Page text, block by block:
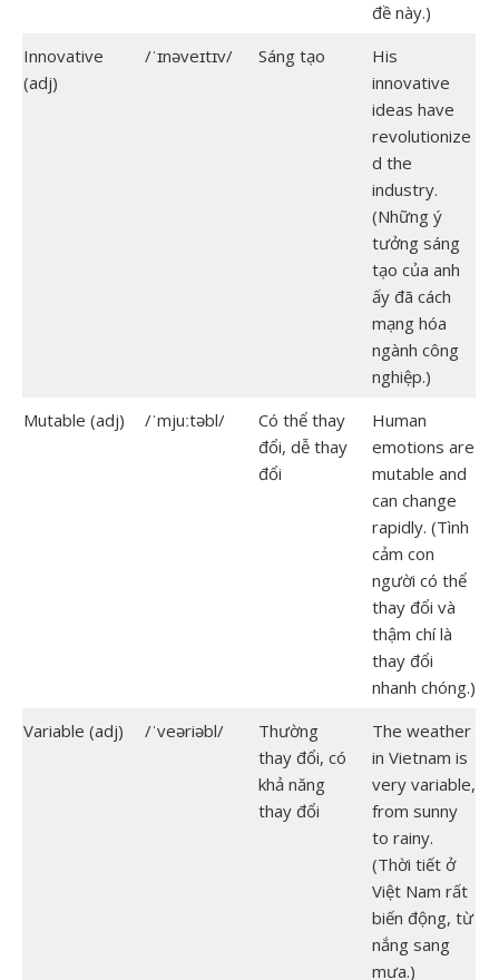
đề này.)
Innovative
(adj)
/ˈɪnəveɪtɪv/ Sáng tạo
His
innovative
ideas have
revolutionize
d the
industry.
(Những ý
tưởng sáng
tạo của anh
ấy đã cách
mạng hóa
ngành công
nghiệp.)
Mutable (adj)
/ˈmjuːtəbl/
Có thể thay
đổi, dễ thay
đổi
Human
emotions are
mutable and
can change
rapidly. (Tình
cảm con
người có thể
thay đổi và
thậm chí là
thay đổi
nhanh chóng.)
Variable (adj)
/ˈveəriəbl/
Thường
thay đổi, có
khả năng
thay đổi
The weather
in Vietnam is
very variable,
from sunny
to rainy.
(Thời tiết ở
Việt Nam rất
biến động, từ
nắng sang
mưa.)